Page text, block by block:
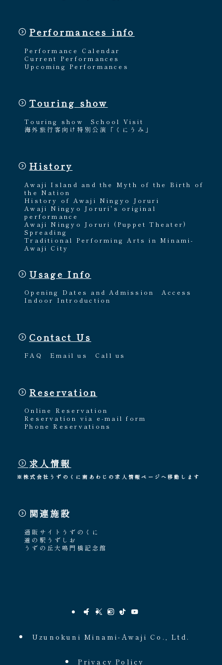
Performances info
Performance Calendar
Current Performances
Upcoming Performances
Touring show
Touring show
School Visit
海外旅行客向け特別公演「くにうみ」
History
Awaji Island and the Myth of the Birth of
the Nation
History of Awaji Ningyo Joruri
Awaji Ningyo Joruri's original
performance
Awaji Ningyo Joruri (Puppet Theater)
Spreading
Traditional Performing Arts in Minami-
Awaji City
Usage Info
Opening Dates and Admission
Access
Indoor Introduction
Contact Us
FAQ Email us Call us
Reservation
Online Reservation
Reservation via e-mail form
Phone Reservations
求人情報
※株式会社うずのくに南あわじの求人情報ページへ移動します
関連施設
通販サイトうずのくに
道の駅うずしお
うずの丘大鳴門橋記念館
Uzunokuni Minami-Awaji Co., Ltd.
Privacy Policy